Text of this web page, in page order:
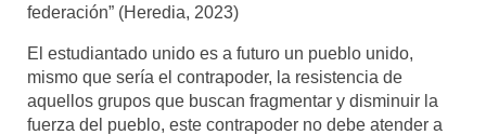
federación” (Heredia, 2023)
El estudiantado unido es a futuro un pueblo unido,
mismo que sería el contrapoder, la resistencia de
aquellos grupos que buscan fragmentar y disminuir la
fuerza del pueblo, este contrapoder no debe atender a